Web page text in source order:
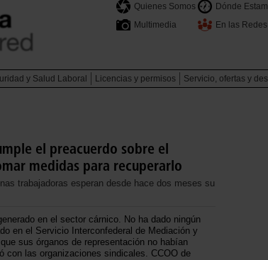
Quienes Somos Dónde
Multimedia
En las Redes
y Salud Laboral Licencias y permisos Servicio, ofertas y
el preacuerdo sobre el
medidas para recuperarlo
trabajadoras esperan desde hace dos meses su
en el sector cárnico. No ha dado ningún
en el Servicio Interconfederal de Mediación y
sus órganos de representación no habían
con las organizaciones sindicales. CCOO de